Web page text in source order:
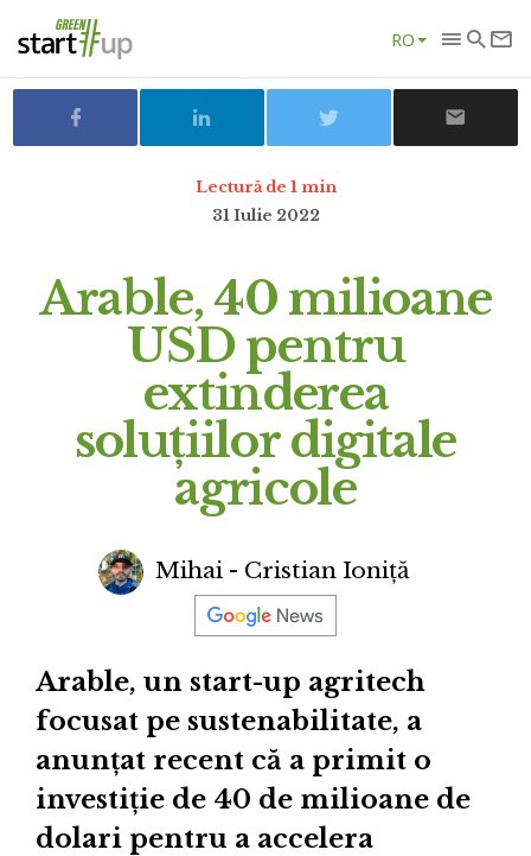
RO
Lectură de 1 min
31 Iulie 2022
Arable, 40 milioane
USD pentru
extinderea
soluțiilor digitale
agricole
Mihai - Cristian Ioniță
Arable, un start-up agritech
focusat pe sustenabilitate, a
anunțat recent că a primit o
investiție de 40 de milioane de
dolari pentru a accelera